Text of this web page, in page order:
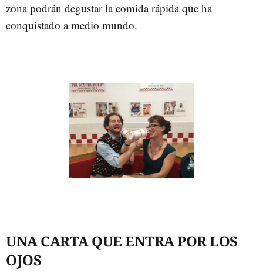
zona podrán degustar la comida rápida que ha
conquistado a medio mundo.
UNA CARTA QUE ENTRA POR LOS
OJOS